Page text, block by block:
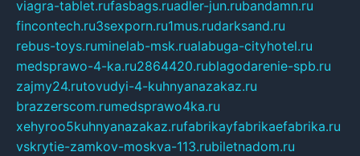
viagra-tablet.rufasbags.ruadler-jun.rubandamn.ru
fincontech.ru3sexporn.ru1mus.rudarksand.ru
rebus-toys.ruminelab-msk.rualabuga-cityhotel.ru
medsprawo-4-ka.ru2864420.rublagodarenie-spb.ru
zajmy24.rutovudyi-4-kuhnyanazakaz.ru
brazzerscom.rumedsprawo4ka.ru
xehyroo5kuhnyanazakaz.rufabrikayfabrikaefabrika.ru
vskrytie-zamkov-moskva-113.rubiletnadom.ru